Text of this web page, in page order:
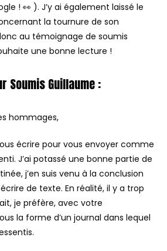
! 👀 ). J’y ai également laissé le
la tournure de son
au témoignage de soumis
une bonne lecture !
Soumis Guillaume :
hommages,
écrire pour vous envoyer comme
J’ai potassé une bonne partie de
j’en suis venu à la conclusion
de texte. En réalité, il y a trop
je préfère, avec votre
la forme d’un journal dans lequel